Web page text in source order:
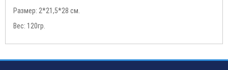
Размер: 2*21,5*28 см.
Вес: 120гр.